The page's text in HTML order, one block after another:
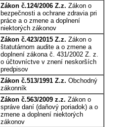
Zákon č.124/2006 Z.z. Zákon o
bezpečnosti a ochrane zdravia pri
práce a o zmene a doplnení
niektorých zákonov
Zákon č.423/2015 Z.z. Zákon o
štatutárnom audite a o zmene a
doplnení zákona č. 431/2002 Z. z.
o účtovníctve v znení neskorších
predpisov
Zákon č.513/1991 Z.z. Obchodný
zákonník
Zákon č.563/2009 z.z. Zákon o
správe daní (daňový poriadok) a o
zmene a doplnení niektorých
zákonov